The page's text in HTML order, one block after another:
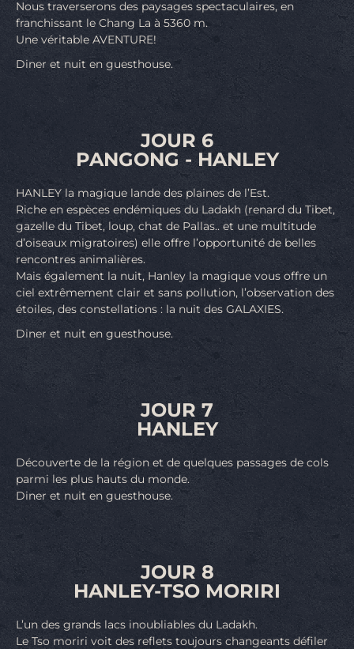
Nous traverserons des paysages spectaculaires, en
franchissant le Chang La à 5360 m.
Une véritable AVENTURE!
Diner et nuit en guesthouse.
JOUR 6
PANGONG - HANLEY
HANLEY la magique lande des plaines de l’Est.
Riche en espèces endémiques du Ladakh (renard du Tibet,
gazelle du Tibet, loup, chat de Pallas.. et une multitude
d’oiseaux migratoires) elle offre l’opportunité de belles
rencontres animalières.
Mais également la nuit, Hanley la magique vous offre un
ciel extrêmement clair et sans pollution, l’observation des
étoiles, des constellations : la nuit des GALAXIES.
Diner et nuit en guesthouse.
JOUR 7
HANLEY
Découverte de la région et de quelques passages de cols
parmi les plus hauts du monde.
Diner et nuit en guesthouse.
JOUR 8
HANLEY-TSO MORIRI
L’un des grands lacs inoubliables du Ladakh.
Le Tso moriri voit des reflets toujours changeants défiler